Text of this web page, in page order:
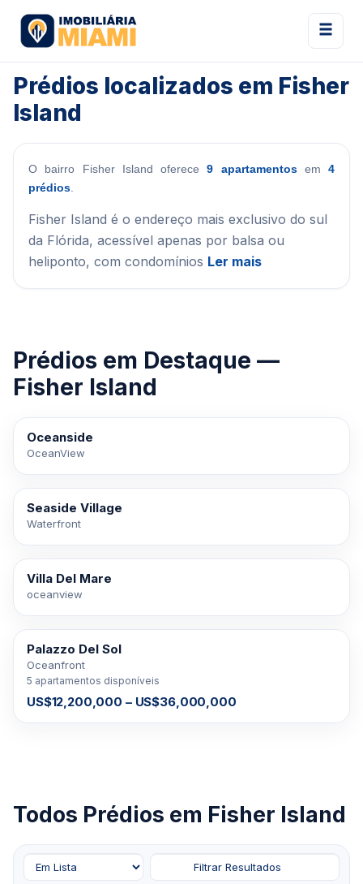
Prédios localizados em Fisher
Island
O bairro Fisher Island oferece9 apartamentosem 4
prédios
Fisher Island é o endereço mais exclusivo do sul
da Flórida, acessível apenas por balsa ou
heliponto, com condomínios Ler mais
Prédios em Destaque —
Fisher Island
À VENDA
Oceanside
OceanView
À VENDA
Seaside Village
Waterfront
À VENDA
Villa Del Mare
oceanview
À VENDA
Palazzo Del Sol
Oceanfront
5 apartamentos disponíveis
US$12,200,000 – US$36,000,000
Todos Prédios em Fisher Island
Filtrar Resultados